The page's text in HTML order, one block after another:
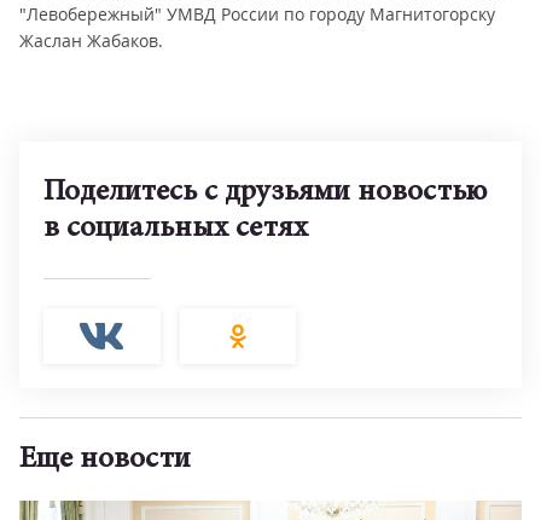
"Левобережный" УМВД России по городу Магнитогорску
Жаслан Жабаков.
Поделитесь с друзьями новостью
в социальных сетях
Еще новости